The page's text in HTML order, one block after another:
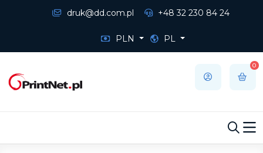
druk@dd.com.pl +48 32 230 84 24
PLN PL
0